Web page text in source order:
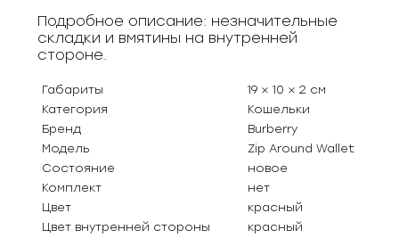
Подробное описание: незначительные
складки и вмятины на внутренней
стороне.
Габариты
19 × 10 × 2 см
Категория
Кошельки
Бренд
Burberry
Модель
Zip Around Wallet
Состояние
новое
Комплект
нет
Цвет
красный
Цвет внутренней стороны
красный